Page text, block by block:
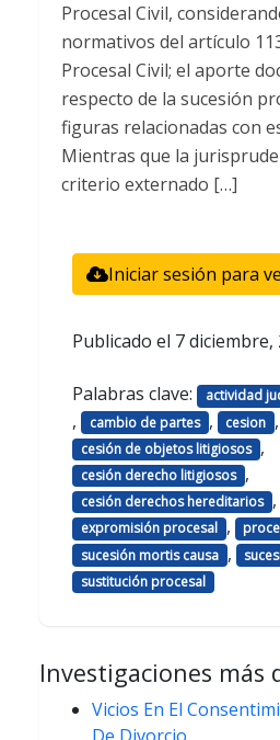
Procesal Civil,
normativos del artículo
Procesal Civil; el aporte
respecto de la sucesión
figuras relacionadas con
Mientras que la
criterio externado […]
Iniciar sesión para
Publicado el 7 diciembre,
Palabras clave: actividad
, cambio de partes , cesion ,
cesión de objetos litigiosos ,
cesión derecho litigiosos ,
cesión derechos hereditarios ,
expromisión procesal ,
sucesión mortis causa ,
sustitución procesal
Investigaciones más
Vicios En El